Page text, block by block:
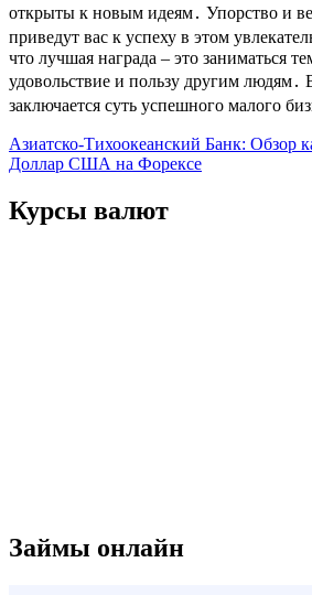
открыты к новым идеям․ Упорство и
приведут вас к успеху в этом
что лучшая награда – это заниматься
удовольствие и пользу другим людям․
заключается суть успешного малого
Навигация
по
записям
Азиатско-Тихоокеанский Банк: Обзор
Доллар США на Форексе
Курсы валют
Займы онлайн